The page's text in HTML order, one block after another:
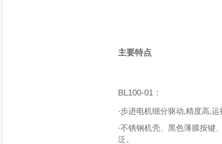
主要特点
BL100-01：
·步进电机细分驱动,精度
·不锈钢机壳、黑色薄膜按键
泛。